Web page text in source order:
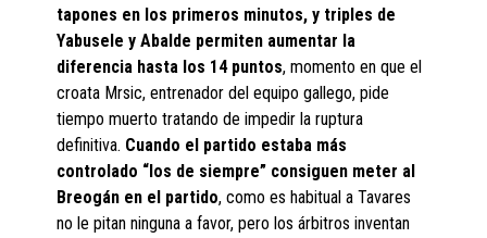
tapones en los primeros minutos, y triples de
Yabusele y Abalde permiten aumentar la
diferencia hasta los 14 puntos, momento en que el
croata Mrsic, entrenador del equipo gallego, pide
tiempo muerto tratando de impedir la ruptura
definitiva. Cuando el partido estaba más
controlado “los de siempre” consiguen meter al
Breogán en el partido, como es habitual a Tavares
no le pitan ninguna a favor, pero los árbitros inventan